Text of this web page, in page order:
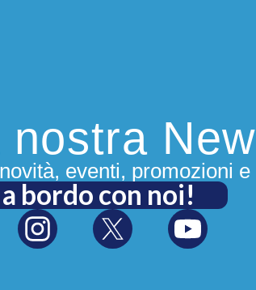
eventi, promozioni
bordo con noi!